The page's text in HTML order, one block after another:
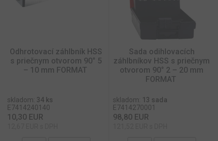
Odhrotovací záhlbník HSS
s priečnym otvorom 90° 5
– 10 mm FORMAT
skladom: 34 ks
E7414240140
10,30 EUR
Sada odihlovacích
záhlbníkov HSS s priečnym
otvorom 90° 2 – 20 mm
FORMAT
skladom: 13 sada
E7414270001
98,80 EUR